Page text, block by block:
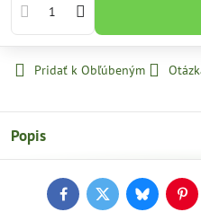
Pridať k Obľúbeným
Popis
FacebookTwitterBluesky